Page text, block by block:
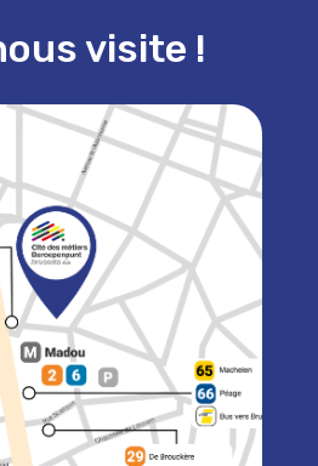
visite !